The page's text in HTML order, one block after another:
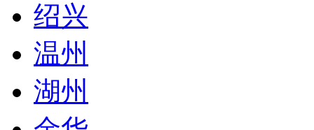
绍兴
温州
湖州